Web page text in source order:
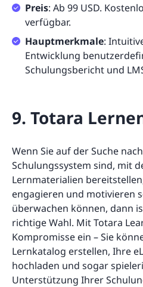
Preis: Ab 99 USD.
verfügbar.
Hauptmerkmale:
Entwicklung
Schulungsbericht und
9. Totara
Wenn Sie auf der Suche
Schulungssystem sind, mit
Lernmaterialien
engagieren und motivieren
überwachen können, dann
richtige Wahl. Mit Totara
Kompromisse ein – Sie
Lernkatalog erstellen, Ihre
hochladen und sogar
Unterstützung Ihrer